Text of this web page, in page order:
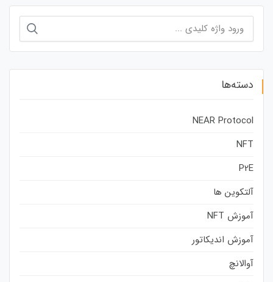
برای:
دسته‌ها
NEAR Protocol
NFT
P2E
آلتکوین ها
آموزش NFT
آموزش اندیکاتور
آوالانچ